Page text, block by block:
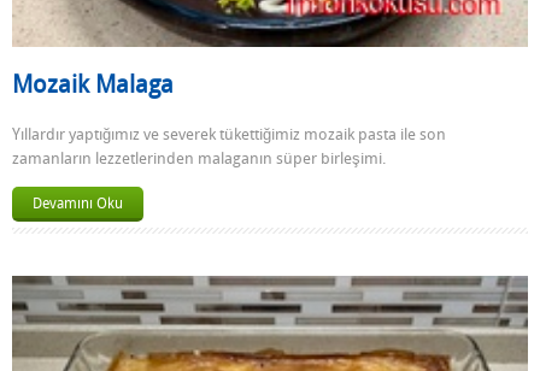
Mozaik Malaga
Yıllardır yaptığımız ve severek tükettiğimiz mozaik pasta ile son
zamanların lezzetlerinden malaganın süper birleşimi.
Devamını Oku